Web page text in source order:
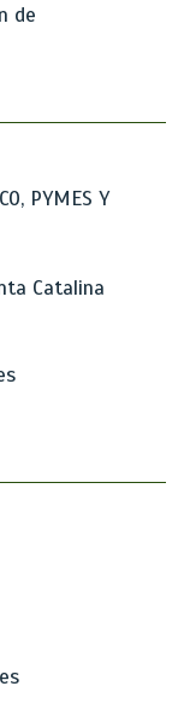
de
PYMES Y
Catalina